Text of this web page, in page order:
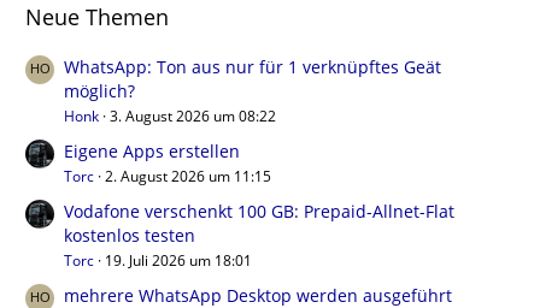
Neue Themen
WhatsApp: Ton aus nur für 1 verknüpftes Geät
möglich?
Honk 3. August 2026 um 08:22
Eigene Apps erstellen
Torc 2. August 2026 um 11:15
Vodafone verschenkt 100 GB: Prepaid-Allnet-Flat
kostenlos testen
Torc 19. Juli 2026 um 18:01
mehrere WhatsApp Desktop werden ausgeführt